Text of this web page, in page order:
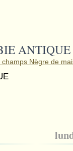
ANTIQUE
champs Nègre de